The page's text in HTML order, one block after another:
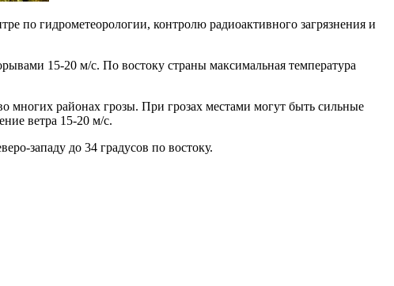
по гидрометеорологии, контролю радиоактивного загрязнения и
15-20 м/с. По востоку страны максимальная температура
многих районах грозы. При грозах местами могут быть сильные
ветра 15-20 м/с.
западу до 34 градусов по востоку.